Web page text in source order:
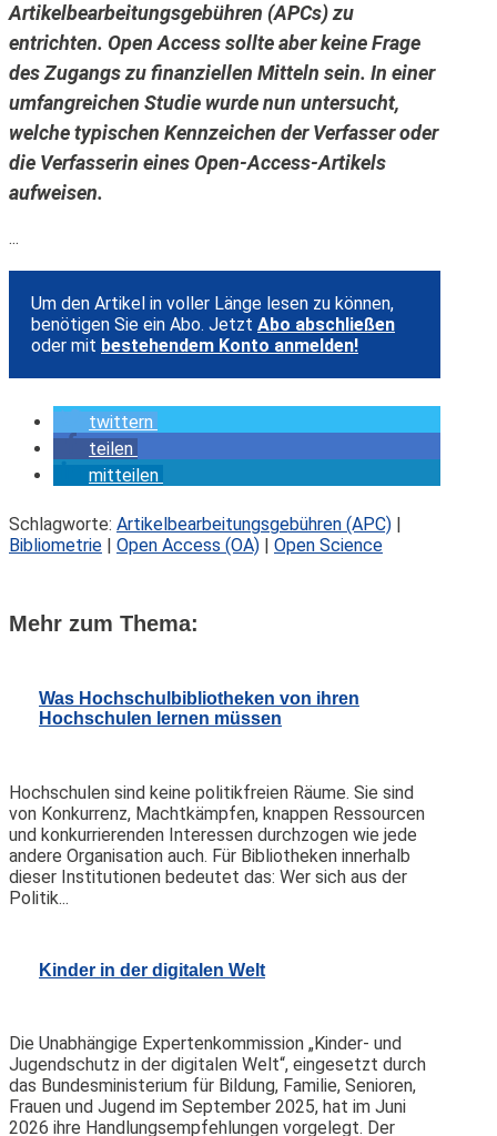
Artikelbearbeitungsgebühren (APCs) zu
entrichten. Open Access sollte aber keine Frage
des Zugangs zu finanziellen Mitteln sein. In einer
umfangreichen Studie wurde nun untersucht,
welche typischen Kennzeichen der Verfasser oder
die Verfasserin eines Open-Access-Artikels
aufweisen.
...
Um den Artikel in voller Länge lesen zu können,
benötigen Sie ein Abo. Jetzt Abo abschließen
oder mit bestehendem Konto anmelden!
twittern
teilen
mitteilen
Schlagworte: Artikelbearbeitungsgebühren (APC) |
Bibliometrie | Open Access (OA) | Open Science
Mehr zum Thema:
Was Hochschulbibliotheken von ihren
Hochschulen lernen müssen
Hochschulen sind keine politikfreien Räume. Sie sind
von Konkurrenz, Machtkämpfen, knappen Ressourcen
und konkurrierenden Interessen durchzogen wie jede
andere Organisation auch. Für Bibliotheken innerhalb
dieser Institutionen bedeutet das: Wer sich aus der
Politik...
Kinder in der digitalen Welt
Die Unabhängige Expertenkommission „Kinder- und
Jugendschutz in der digitalen Welt“, eingesetzt durch
das Bundesministerium für Bildung, Familie, Senioren,
Frauen und Jugend im September 2025, hat im Juni
2026 ihre Handlungsempfehlungen vorgelegt. Der